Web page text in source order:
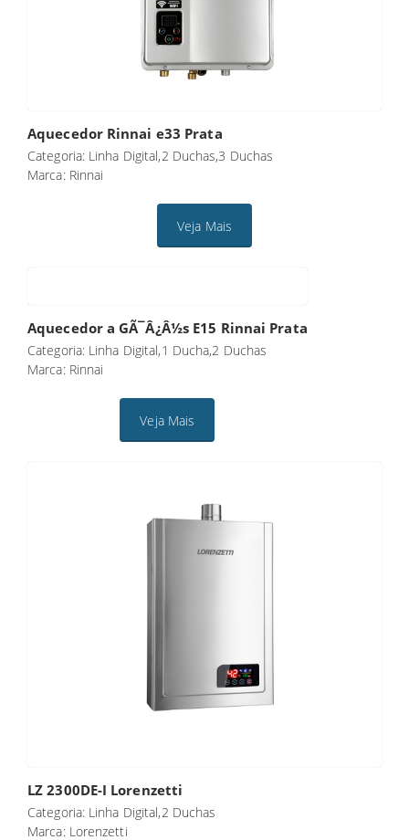
Aquecedor Rinnai e33 Prata
Categoria: Linha Digital,2 Duchas,3 Duchas
Marca: Rinnai
Veja Mais
Aquecedor a GÃ¯Â¿Â½s E15 Rinnai Prata
Categoria: Linha Digital,1 Ducha,2 Duchas
Marca: Rinnai
Veja Mais
LZ 2300DE-I Lorenzetti
Categoria: Linha Digital,2 Duchas
Marca: Lorenzetti